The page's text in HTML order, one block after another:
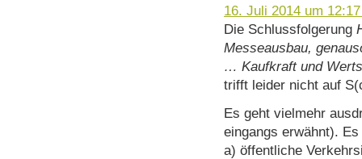
16. Juli 2014 um
Die Schlussfolgerung
Messeausbau,
… Kaufkraft und
trifft leider nicht auf
Es geht vielmehr
eingangs erwähnt).
a) öffentliche